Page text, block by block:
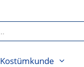
Kostümkunde